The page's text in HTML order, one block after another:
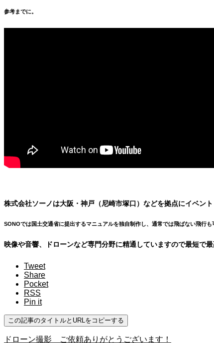
参考までに。
株式会社ソーノは大阪・神戸（尼崎市塚口）などを拠点にイベン
SONOでは国土交通省に提出するマニュアルを独自制作し、通常では飛ばない飛行も
映像や音響、ドローンなど専門分野に精通していますので最短で
Tweet
Share
Pocket
RSS
Pin it
この記事のタイトルとURLをコピーする
ドローン撮影 ご依頼ありがとうございます！